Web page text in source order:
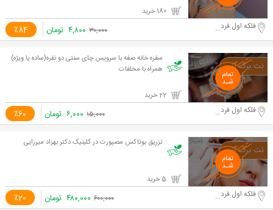
٪84 فلکه اول فردیس ۳۰,۰۰۰ ۴,۸۰۰ تومان
سفره خانه صفه با سرویس چای سنتی دو نفره(ساده یا ویژه)
همراه با مخلفات
٪60 فلکه اول فردیس ۱۵,۰۰۰ ۶,۰۰۰ تومان
تزریق بوتاکس مصپورت در کلینیک دکتر بهزاد میرزایی
٪20 فلکه اول فردیس ۶۰۰,۰۰۰ ۴۸۰,۰۰۰ تومان